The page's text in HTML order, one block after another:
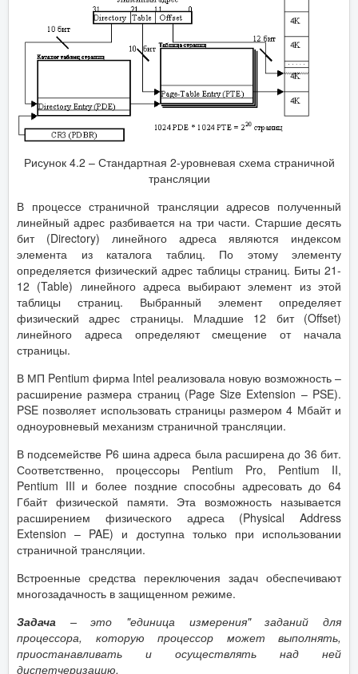
Рисунок 4.2 – Стандартная 2-уровневая схема страничной
трансляции
В процессе страничной трансляции адресов полученный
линейный адрес разбивается на три части. Старшие десять
бит (Directory) линейного адреса являются индексом
элемента из каталога таблиц. По этому элементу
определяется физический адрес таблицы страниц. Биты 21-
12 (Table) линейного адреса выбирают элемент из этой
таблицы страниц. Выбранный элемент определяет
физический адрес страницы. Младшие 12 бит (Offset)
линейного адреса определяют смещение от начала
страницы.
В МП Pentium фирма Intel реализовала новую возможность –
расширение размера страниц (Page Size Extension – PSE).
PSE позволяет использовать страницы размером 4 Мбайт и
одноуровневый механизм страничной трансляции.
В подсемействе P6 шина адреса была расширена до 36 бит.
Соответственно, процессоры Pentium Pro, Pentium II,
Pentium III и более поздние способны адресовать до 64
Гбайт физической памяти. Эта возможность называется
расширением физического адреса (Physical Address
Extension – PAE) и доступна только при использовании
страничной трансляции.
Встроенные средства переключения задач обеспечивают
многозадачность в защищенном режиме.
Задача – это "единица измерения" заданий для
процессора, которую процессор может выполнять,
приостанавливать и осуществлять над ней
диспетчеризацию.